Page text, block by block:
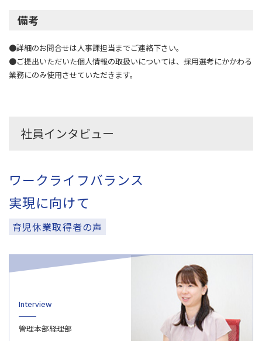
備考
●詳細のお問合せは人事課担当までご連絡下さい。
●ご提出いただいた個人情報の取扱いについては、採用選考にかかわる
業務にのみ使用させていただきます。
社員インタビュー
ワークライフバランス
実現に向けて
育児休業取得者の声
Interview
管理本部経理部